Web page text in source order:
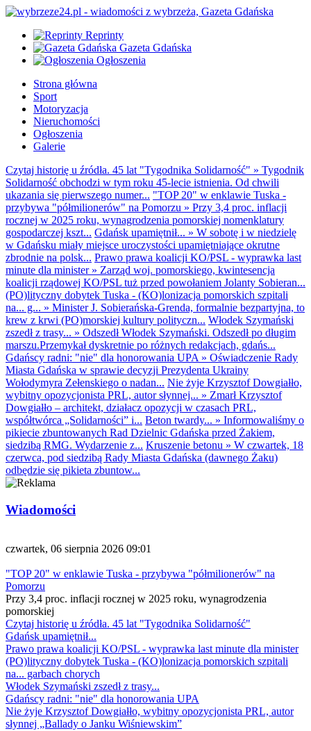
Reprinty
Gazeta Gdańska
Ogłoszenia
Strona główna
Sport
Motoryzacja
Nieruchomości
Ogłoszenia
Galerie
Czytaj historię u źródła. 45 lat "Tygodnika Solidarność" » Tygodnik
Solidarność obchodzi w tym roku 45-lecie istnienia. Od chwili
ukazania się pierwszego numer... "TOP 20" w enklawie Tuska -
przybywa "półmilionerów" na Pomorzu » Przy 3,4 proc. inflacji
rocznej w 2025 roku, wynagrodzenia pomorskiej nomenklatury
gospodarczej kszt... Gdańsk upamiętnił... » W sobotę i w niedzielę
w Gdańsku miały miejsce uroczystości upamiętniające okrutne
zbrodnie na polsk... Prawo prawa koalicji KO/PSL - wyprawka last
minute dla minister» Zarząd woj. pomorskiego, kwintesencja
koalicji rządowej KO/PSL tuż przed powołaniem Jolanty Sobieran...
(PO)lityczny dobytek Tuska - (KO)lonizacja pomorskich szpitali
na... g... » Minister J. Sobierańska-Grenda, formalnie bezpartyjna, to
krew z krwi (PO)morskiej kultury polityczn... Włodek Szymański
zszedł z trasy... » Odszedł Włodek Szymański. Odszedł po długim
marszu.Przemykał dyskretnie po różnych redakcjach, gdańs...
Gdańscy radni: "nie" dla honorowania UPA » Oświadczenie Rady
Miasta Gdańska w sprawie decyzji Prezydenta Ukrainy
Wołodymyra Zełenskiego o nadan... Nie żyje Krzysztof Dowgiałło,
wybitny opozycjonista PRL, autor słynnej... » Zmarł Krzysztof
Dowgiałło – architekt, działacz opozycji w czasach PRL,
współtwórca „Solidarności” i... Beton twardy... » Informowaliśmy o
pikiecie zbuntowanych Rad Dzielnic Gdańska przed Żakiem,
siedzibą RMG. Wydarzenie z... Kruszenie betonu » W czwartek, 18
czerwca, pod siedzibą Rady Miasta Gdańska (dawnego Żaku)
odbędzie się pikieta zbuntow...
Wiadomości
czwartek, 06 sierpnia 2026 09:01
"TOP 20" w enklawie Tuska - przybywa "półmilionerów" na
Pomorzu
Przy 3,4 proc. inflacji rocznej w 2025 roku, wynagrodzenia
pomorskiej
Czytaj historię u źródła. 45 lat "Tygodnika Solidarność"
Gdańsk upamiętnił...
Prawo prawa koalicji KO/PSL - wyprawka last minute dla minister
(PO)lityczny dobytek Tuska - (KO)lonizacja pomorskich szpitali
na... garbach chorych
Włodek Szymański zszedł z trasy...
Gdańscy radni: "nie" dla honorowania UPA
Nie żyje Krzysztof Dowgiałło, wybitny opozycjonista PRL, autor
słynnej „Ballady o Janku Wiśniewskim”